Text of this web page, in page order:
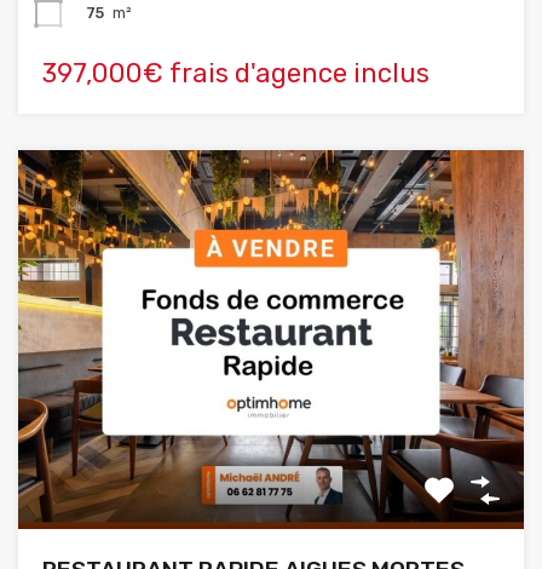
75 m²
397,000€ frais d'agence inclus